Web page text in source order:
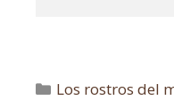
Los rostros del